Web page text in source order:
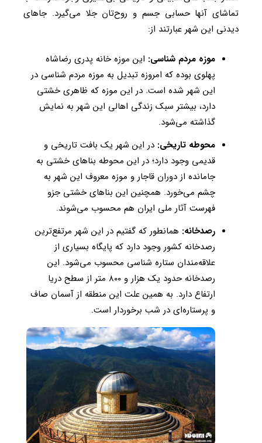
تماشای آنها حسابی جسم و روح‌تان جلا می‌گیرد. جاهای
دیدنی این شهر عبارتند از:
موزه مردم شناسی: این موزه خانه پدری رضاشاه
پهلوی بوده که امروزه تبدیل به موزه مردم شناسی در
این شهر شده است. در این موزه که ظاهری خشتی
دارد، بیشتر سبک زندگی اهالی این شهر به نمایش
گذاشته می‌شود.
محوطه تاریخی: در این شهر یک بافت تاریخی و
قدیمی وجود دارد؛ در این محوطه بناهای خشتی به
جامانده از دوران قاجار و موزه معروف این شهر به
چشم می‌خورد. همچنین این بناهای خشتی جزو
فهرست آثار ملی ایران هم محسوب می‌شوند.
رصدخانه: همانطور که گفتیم در این شهر مرتفع‌ترین
رصدخانه کشور وجود دارد که پایگاه بسیاری از
علاقه‌مندان ستاره شناسی محسوب می‌شود. این
رصدخانه حدود یک هزار و ۸۰۰ متر از سطح دریا
ارتفاع دارد. به همین علت این منطقه از آسمان صاف
و پرستاره‌ای در شب برخوردار است.